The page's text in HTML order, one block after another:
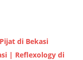
di Bekasi
| Reflexology di